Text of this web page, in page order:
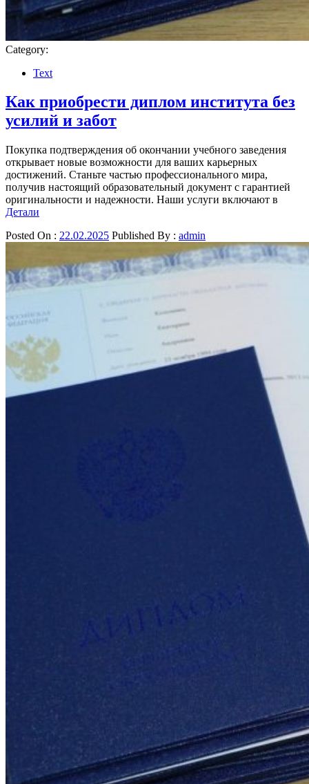
Category:
Text
Как приобрести диплом института без
усилий и забот
Покупка подтверждения об окончании учебного заведения
открывает новые возможности для ваших карьерных
достижений. Станьте частью профессионального мира,
получив настоящий образовательный документ с гарантией
оригинальности и надежности. Наши услуги включают в
Детали
Posted On : 22.02.2025 Published By : admin